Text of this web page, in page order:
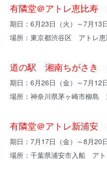
有隣堂＠アトレ恵比寿
期日：6月23日（火）～7月13
場所：東京都渋谷区 アトレ
道の駅 湘南ちがさき
期日：6月26日（金）～7月12
場所：神奈川県茅ヶ崎市柳
有隣堂＠アトレ新浦安
期日：7月17日（金）～8月20
場所：千葉県浦安市入船 ア